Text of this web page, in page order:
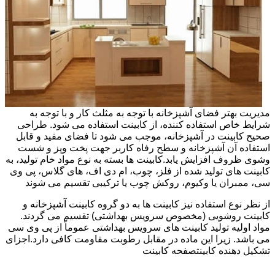
مدیریت بهتر فضای آشپزخانه با توجه به مثلث کار و با توجه به
شرایط خاص استفاده کننده، از کابینت استفاده می شود. طراحی
صحیح کابینت در آشپزخانه، موجب می شود تا فضای مفید و قابل
استفاده آن آشپزخانه و سطح رفاه کاربر جهت پخت وپز و شست
وشوی ظروف افزایش یابد.کابینت ها بسته به نوع مواد خام تولید، به
کابینت های تولید شده از فلز، چوب، ام دی اف، های گلاس، پی وی
سی، ممبران یا وکیوم، روکش چوب یا ترکیبی تقسیم می شوند
از نظر نوع استفاده نیز کابینت ها به دو گروه کابینت آشپزخانه و
کابینت روشویی (مخصوص سرویس بهداشتی) تقسیم می گردند.
مواد اولیه تولید کابینت های سرویس بهداشتی عموماً از پی وی سی
می باشد. زیرا این ماده در مقابل رطوبت مقاومت کافی دارد.اجزای
تشکیل دهنده کابینتصفحه کابینت